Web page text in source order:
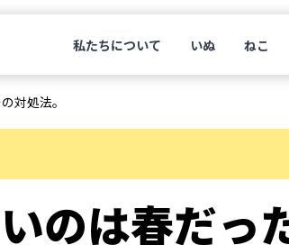
私たちについて いぬ ねこ
対処法。
のは春だっ